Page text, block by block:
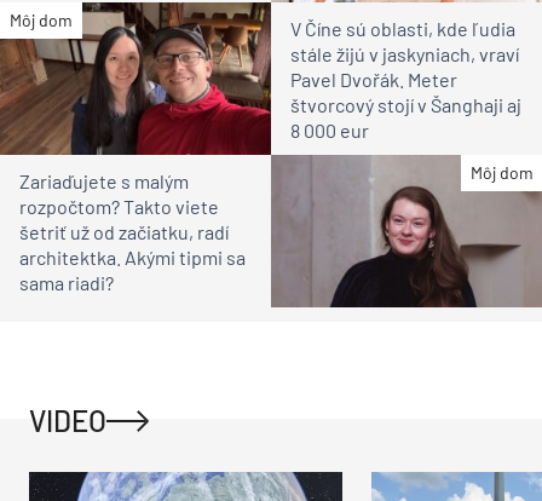
Môj dom
V Číne sú oblasti, kde ľudia
stále žijú v jaskyniach, vraví
Pavel Dvořák. Meter
štvorcový stojí v Šanghaji aj
8 000 eur
Môj dom
Zariaďujete s malým
rozpočtom? Takto viete
šetriť už od začiatku, radí
architektka. Akými tipmi sa
sama riadi?
VIDEO